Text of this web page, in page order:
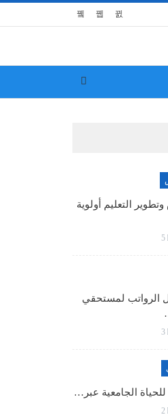
التعليم أولوية
5
الرواتب لمستحقي
3
الجامعية عبر…
2